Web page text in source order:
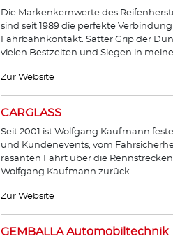
Die Markenkernwerte des
sind seit 1989 die perfekte
Fahrbahnkontakt. Satter Grip der
vielen Bestzeiten und Siegen in
Zur Website
CARGLASS
Seit 2001 ist Wolfgang Kaufmann
und Kundenevents, vom
rasanten Fahrt über die
Wolfgang Kaufmann zurück.
Zur Website
GEMBALLA Automobiltechnik